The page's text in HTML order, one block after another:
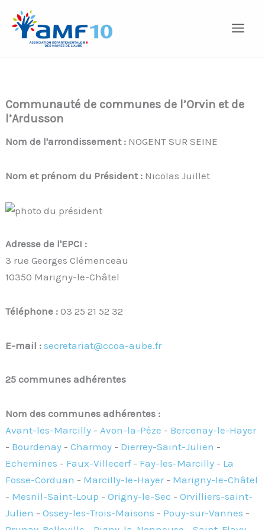
contenu
Communauté de communes de l’Orvin et de
l’Ardusson
Nom de l'arrondissement : NOGENT SUR SEINE
Nom et prénom du Président : Nicolas Juillet
Adresse de l'EPCI :
3 rue Georges Clémenceau
10350 Marigny-le-Châtel
Téléphone :03 25 21 52 32
E-mail : secretariat@ccoa-aube.fr
25 communes adhérentes
Nom des communes adhérentes :
Avant-les-Marcilly -Avon-la-Pèze - Bercenay-le-Hayer
- Bourdenay -Charmoy - Dierrey-Saint-Julien -
Echemines - Faux-Villecerf- Fay-les-Marcilly - La
Fosse-Corduan - Marcilly-le-Hayer - Marigny-le-Châtel
- Mesnil-Saint-Loup -Origny-le-Sec -Orvilliers-saint-
Julien -Ossey-les-Trois-Maisons - Pouy-sur-Vannes -